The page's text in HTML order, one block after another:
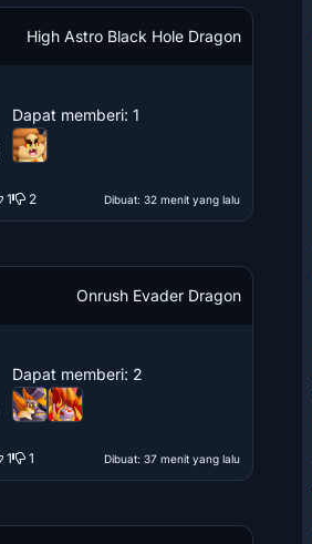
High Astro Black Hole Dragon
Dapat memberi: 1
Dibuat: 32 menit yang lalu
1 2
Onrush Evader Dragon
Dapat memberi: 2
Dibuat: 37 menit yang lalu
1 1